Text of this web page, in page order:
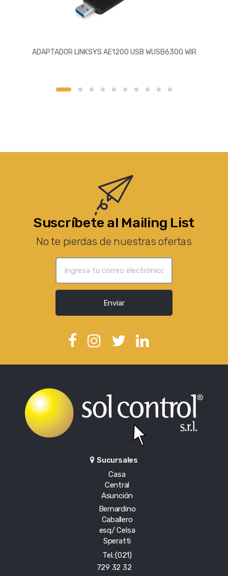
ADAPTADOR LINKSYS AE1200 USB WUSB6300 WIR
Suscríbete al Mailing List
No te pierdas de nuestras ofertas
Enviar
Sucursales
Casa
Central
Asunción
Bernardino
Caballero
esq/ Celsa
Speratti
Tel.:(021)
729 32 32